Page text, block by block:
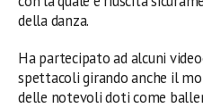
della danza.
Ha partecipato ad alcuni
spettacoli girando anche il
delle notevoli doti come